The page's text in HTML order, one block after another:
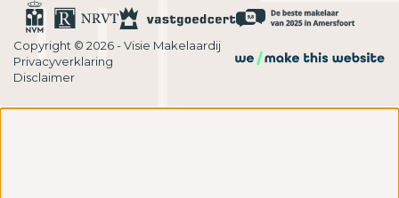
Copyright © 2026 - Visie Makelaardij
Privacyverklaring
Disclaimer